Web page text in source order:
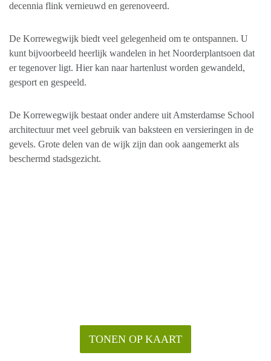
decennia flink vernieuwd en gerenoveerd.
De Korrewegwijk biedt veel gelegenheid om te ontspannen. U
kunt bijvoorbeeld heerlijk wandelen in het Noorderplantsoen dat
er tegenover ligt. Hier kan naar hartenlust worden gewandeld,
gesport en gespeeld.
De Korrewegwijk bestaat onder andere uit Amsterdamse School
architectuur met veel gebruik van baksteen en versieringen in de
gevels. Grote delen van de wijk zijn dan ook aangemerkt als
beschermd stadsgezicht.
TONEN OP KAART